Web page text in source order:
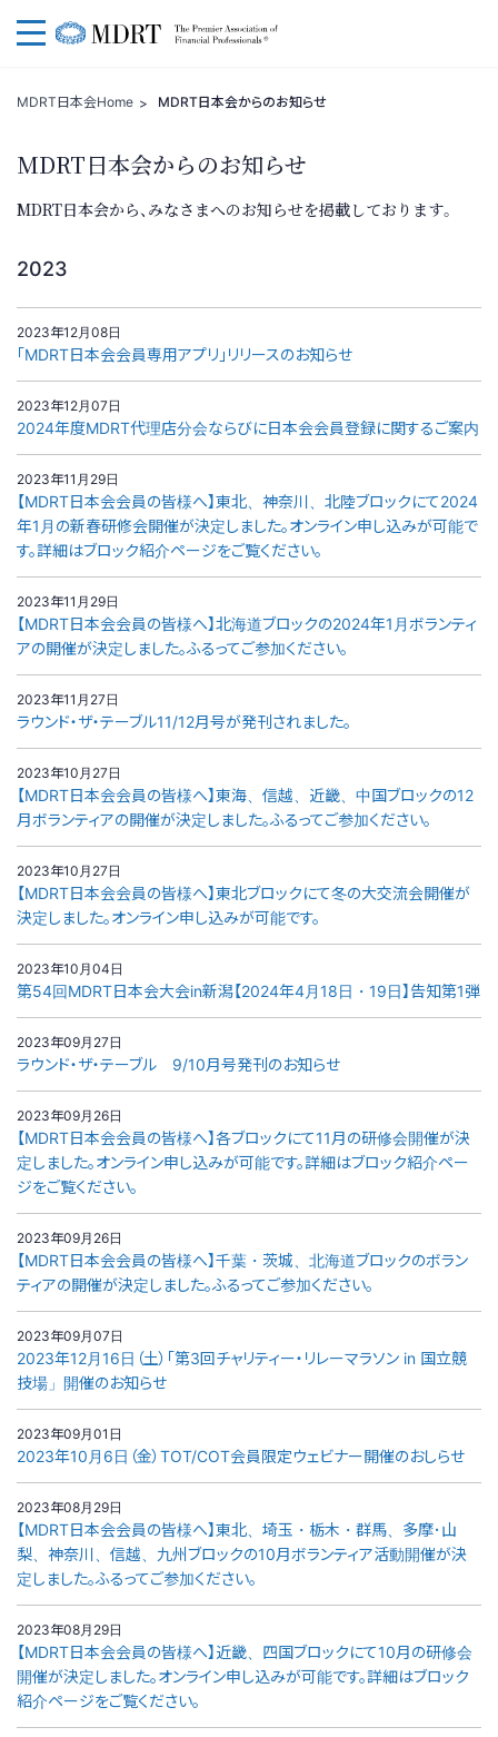
MDRT日本会Home MDRT日本会からのお知らせ
MDRT日本会からのお知らせ
MDRT日本会から、みなさまへのお知らせを掲載しております。
2023
2023年12月08日
「MDRT日本会会員専用アプリ」リリースのお知らせ
2023年12月07日
2024年度MDRT代理店分会ならびに日本会会員登録に関するご案内
2023年11月29日
【MDRT日本会会員の皆様へ】東北、神奈川、北陸ブロックにて2024
年1月の新春研修会開催が決定しました。オンライン申し込みが可能で
す。詳細はブロック紹介ページをご覧ください。
2023年11月29日
【MDRT日本会会員の皆様へ】北海道ブロックの2024年1月ボランティ
アの開催が決定しました。ふるってご参加ください。
2023年11月27日
ラウンド・ザ・テーブル11/12月号が発刊されました。
2023年10月27日
【MDRT日本会会員の皆様へ】東海、信越、近畿、中国ブロックの12
月ボランティアの開催が決定しました。ふるってご参加ください。
2023年10月27日
【MDRT日本会会員の皆様へ】東北ブロックにて冬の大交流会開催が
決定しました。オンライン申し込みが可能です。
2023年10月04日
第54回MDRT日本会大会in新潟【2024年4月18日・19日】告知第1弾
2023年09月27日
ラウンド・ザ・テーブル 9/10月号発刊のお知らせ
2023年09月26日
【MDRT日本会会員の皆様へ】各ブロックにて11月の研修会開催が決
定しました。オンライン申し込みが可能です。詳細はブロック紹介ペー
ジをご覧ください。
2023年09月26日
【MDRT日本会会員の皆様へ】千葉・茨城、北海道ブロックのボラン
ティアの開催が決定しました。ふるってご参加ください。
2023年09月07日
2023年12月16日（土）「第3回チャリティー・リレーマラソン in 国立競
技場」開催のお知らせ
2023年09月01日
2023年10月6日（金）TOT/COT会員限定ウェビナー開催のおしらせ
2023年08月29日
【MDRT日本会会員の皆様へ】東北、埼玉・栃木・群馬、多摩･山
梨、神奈川、信越、九州ブロックの10月ボランティア活動開催が決
定しました。ふるってご参加ください。
2023年08月29日
【MDRT日本会会員の皆様へ】近畿、四国ブロックにて10月の研修会
開催が決定しました。オンライン申し込みが可能です。詳細はブロック
紹介ページをご覧ください。